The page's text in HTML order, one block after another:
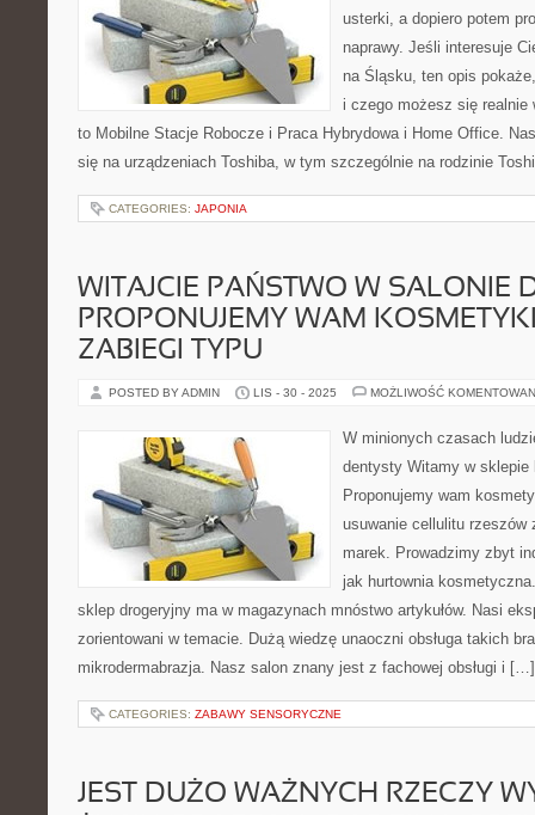
usterki, a dopiero potem
naprawy. Jeśli interesuje
na Śląsku, ten opis
i czego możesz się realnie
to Mobilne Stacje Robocze i Praca Hybrydowa i Home Office.
się na urządzeniach Toshiba, w tym szczególnie na rodzinie
CATEGORIES: JAPONIA
WITAJCIE PAŃSTWO W SALONIE
PROPONUJEMY WAM
ZABIEGI TYPU
POSTED BY ADMIN LIS - 30 - 2025 MOŻLIWOŚĆ
W minionych czasach
dentysty Witamy w
Proponujemy wam
usuwanie cellulitu
marek. Prowadzimy zbyt
jak hurtownia
sklep drogeryjny ma w magazynach mnóstwo artykułów. Nasi
zorientowani w temacie. Dużą wiedzę unaoczni obsługa takich
mikrodermabrazja. Nasz salon znany jest z fachowej obsługi i […]
CATEGORIES: ZABAWY SENSORYCZNE
JEST DUŻO WAŻNYCH RZECZY